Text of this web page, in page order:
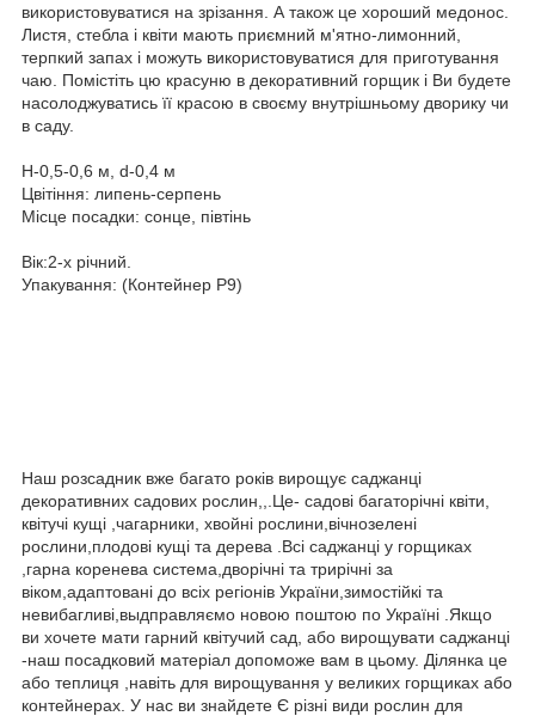
використовуватися на зрізання. А також це хороший медонос.
Листя, стебла і квіти мають приємний м'ятно-лимонний,
терпкий запах і можуть використовуватися для приготування
чаю. Помістіть цю красуню в декоративний горщик і Ви будете
насолоджуватись її красою в своєму внутрішньому дворику чи
в саду.
Н-0,5-0,6 м, d-0,4 м
Цвітіння: липень-серпень
Місце посадки: сонце, півтінь
Вік:2-х річний.
Упакування: (Контейнер Р9)
Наш розсадник вже багато років вирощує саджанці
декоративних садових рослин,,.Це- садові багаторічні квіти,
квітучі кущі ,чагарники, хвойні рослини,вічнозелені
рослини,плодові кущі та дерева .Всі саджанці у горщиках
,гарна коренева система,дворічні та трирічні за
віком,адаптовані до всіх регіонів України,зимостійкі та
невибагливі,выдправляємо новою поштою по Україні .Якщо
ви хочете мати гарний квітучий сад, або вирощувати саджанці
-наш посадковий матеріал допоможе вам в цьому. Ділянка це
або теплиця ,навіть для вирощування у великих горщиках або
контейнерах. У нас ви знайдете Є різні види рослин для